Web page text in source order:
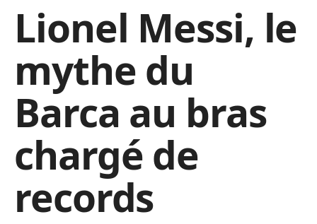
Lionel Messi, le
mythe du
Barca au bras
chargé de
records